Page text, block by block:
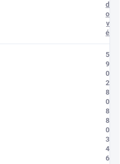
d
o
v
é
5
9
0
2
8
0
8
8
0
3
4
6